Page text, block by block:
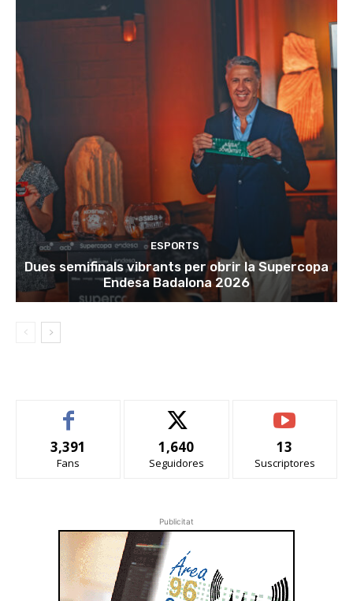
ESPORTS
Dues semifinals vibrants per obrir la Supercopa
Endesa Badalona 2026
3,391
Fans
1,640
Seguidores
13
Suscriptores
Publicitat